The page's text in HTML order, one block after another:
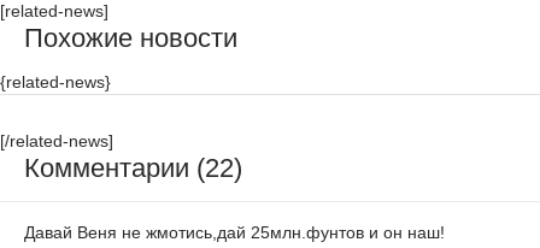
[related-news]
Похожие новости
{related-news}
[/related-news]
Комментарии (22)
Давай Веня не жмотись,дай 25млн.фунтов и он наш!